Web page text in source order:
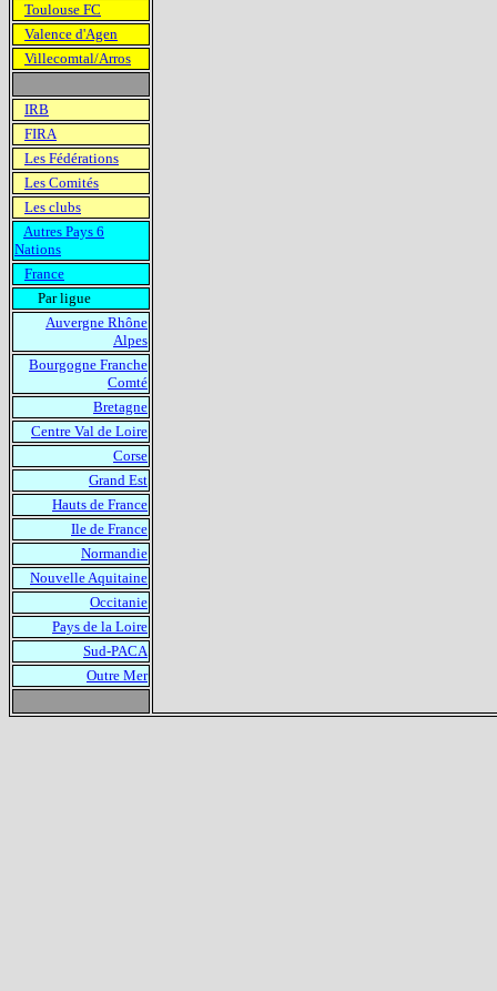
Toulouse FC
Valence d'Agen
Villecomtal/Arros
IRB
FIRA
Les Fédérations
Les Comités
Les clubs
Autres Pays 6
Nations
France
Par ligue
Auvergne Rhône
Alpes
Bourgogne Franche
Comté
Bretagne
Centre Val de Loire
Corse
Grand Est
Hauts de France
Ile de France
Normandie
Nouvelle Aquitaine
Occitanie
Pays de la Loire
Sud-PACA
Outre Mer